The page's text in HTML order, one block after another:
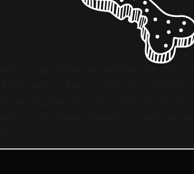
na przykład na komendę: „Skacz!”
„Skacz!” dobrze